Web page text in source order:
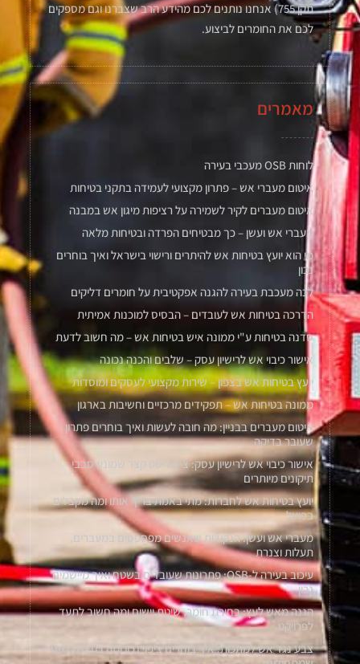
תקן 755) אנחנו נותנים לכם מהידע הרב שצברנו וגם מספקים
לכם את החומרים לביצוע.
מאמרים
לוחות OSB מעכבי בעירה
איטום מעברי אש – פתרון מקצועי לעמידה בתקני בטיחות
איטום מעברים לקיר לשמירה על רציפות מיגון אש במבנה
מעברי אש ועשן – כך מבטיחים הפרדה ובטיחות מלאה
מי הוא יועץ בטיחות אש להיתרים ורישוי בישראל ואיך בוחרים
נכון
לכה מעכבת בעירה להגנה אפקטיבית על חומרים דליקים
הדרכה בטיחות אש לעובדים – הבסיס למוכנות אמיתית
סדנה בטיחות ע"י ממונה איש בטיחות אש – מה חשוב לדעת
אישור כיבוי אש לרישיון עסק – שלבים והכנה נכונה
יועץ בטיחות אש בצפון – שירות מקצועי לעסקים ומוסדות
ממונה בטיחות אש – תפקידים מרכזיים וחשיבות בארגון
איטום מעברים בבניין: מה חובה לעשות ואיך בוחרים פתרון
שעובר בדיקה
אישור כיבוי אש לרישיון עסק: צ’ק ליסט קצר שמונע סבבי
תיקונים מיותרים
יועץ בטיחות אש לחברות: מתי באמת צריך אותו ומה מקבלים
בפועל
מעברי אש ועשן: הנקודות שאנשים מפספסים במעברים,
תעלות וצנרת
עיכוב בעירה ל-OSB: פתרונות שעובדים בשטח ואיך מיישמים
נכון
הגנה מאש לעץ: בחירת חומר, שיטת יישום ומה חשוב לתעד
לפרויקט
צבע נגד אש למתכות: איך בוחרים ציפוי נכון ומה בודקים לפני